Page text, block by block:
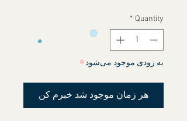
Quantity
*
به زودی موجود می‌شود
هر زمان موجود شد خبرم کن